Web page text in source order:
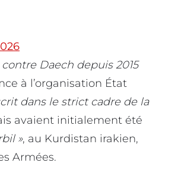
Daech depuis 2015
à l’organisation État
dans le strict cadre de la
avaient initialement été
», au Kurdistan irakien,
Armées.